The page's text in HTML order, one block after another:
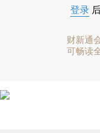
登录
财新通
可畅读